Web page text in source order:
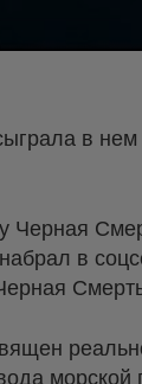
в
в
морской